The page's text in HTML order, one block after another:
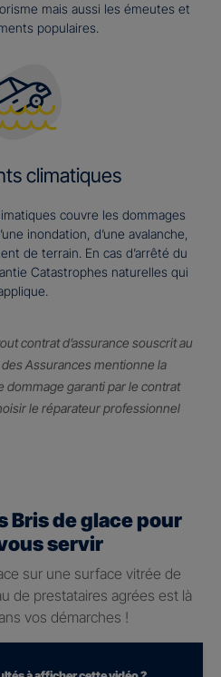
mais aussi les émeutes et
populaires.
climatiques
couvre les dommages
inondation, d’une avalanche,
de terrain. En cas d’arrêté du
Catastrophes naturelles qui
contrat d’assurance souscrit au
des Assurances mentionne la
dommage garanti par le contrat
le réparateur professionnel
Bris de glace pour
servir
sur une surface vitrée de
de prestataires agrées est là
vos démarches !